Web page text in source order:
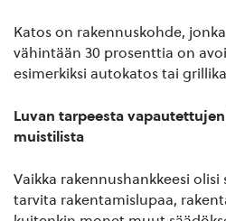
Katos on rakennuskohde,
vähintään 30 prosenttia on
esimerkiksi autokatos tai
Luvan tarpeesta
muistilista
Vaikka rakennushankkeesi
tarvita rakentamislupaa,